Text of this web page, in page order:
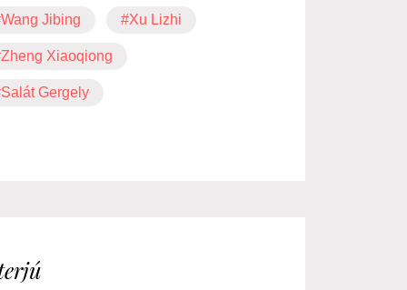
Jibing #Xu Lizhi
Xiaoqiong
Gergely